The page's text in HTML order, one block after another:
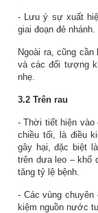
- Lưu ý sự xuất
giai đoạn đẻ nhánh.
Ngoài ra,cũng cần
vàcác đối tượng
nhẹ.
3.2 Trên rau
- Thời tiết hiện vào
chiều tối, là điều
gây hại, đặc biệt
trên dưa leo – khổ
tăng tỷ lệ bệnh.
- Các vùng
kiệm nguồn nước